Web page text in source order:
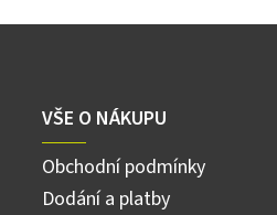
VŠE O NÁKUPU
Obchodní podmínky
Dodání a platby